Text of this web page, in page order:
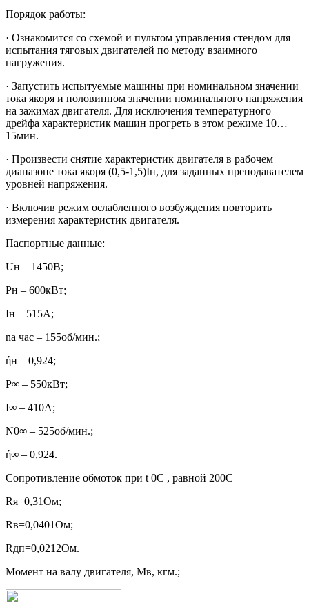
Порядок работы:
· Ознакомится со схемой и пультом управления стендом для
испытания тяговых двигателей по методу взаимного
нагружения.
· Запустить испытуемые машины при номинальном значении
тока якоря и половинном значении номинального напряжения
на зажимах двигателя. Для исключения температурного
дрейфа характеристик машин прогреть в этом режиме 10…
15мин.
· Произвести снятие характеристик двигателя в рабочем
диапазоне тока якоря (0,5-1,5)Iн, для заданных преподавателем
уровней напряжения.
· Включив режим ослабленного возбуждения повторить
измерения характеристик двигателя.
Паспортные данные:
Uн – 1450B;
Pн – 600кВт;
Iн – 515A;
nа час – 155об/мин.;
ήн – 0,924;
Р∞ – 550кВт;
I∞ – 410A;
N0∞ – 525об/мин.;
ή∞ – 0,924.
Сопротивление обмоток при t 0C , равной 200С
Rя=0,31Ом;
Rв=0,0401Ом;
Rдп=0,0212Ом.
Момент на валу двигателя, Мв, кгм.;